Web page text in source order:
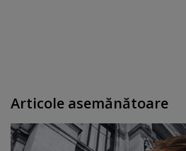
Articole asemănătoare